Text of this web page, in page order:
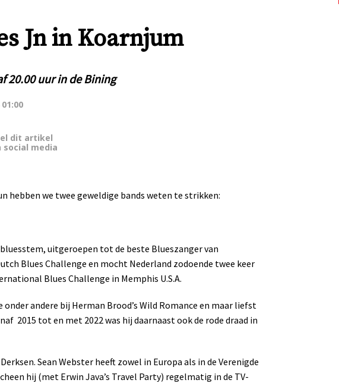
Jn in Koarnjum
20.00 uur in de Bining
dit artikel
social media
hebben we twee geweldige bands weten te strikken:
uitgeroepen tot de beste Blueszanger van
Blues Challenge en mocht Nederland zodoende twee keer
Blues Challenge in Memphis U.S.A.
onder andere bij Herman Brood’s Wild Romance en maar liefst
2015 tot en met 2022 was hij daarnaast ook de rode draad in
Sean Webster heeft zowel in Europa als in de Verenigde
hij (met Erwin Java’s Travel Party) regelmatig in de TV-